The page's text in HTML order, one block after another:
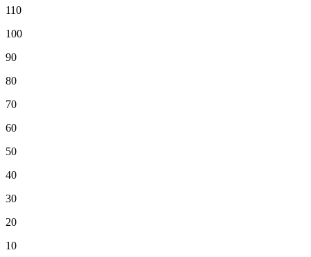
110
100
90
80
70
60
50
40
30
20
10